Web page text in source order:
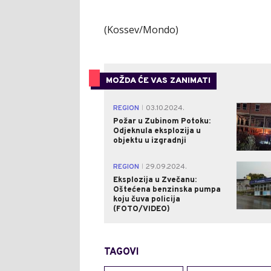
(Kossev/Mondo)
MOŽDA ĆE VAS ZANIMATI
REGION
03.10.2024.
Požar u Zubinom Potoku:
Odjeknula eksplozija u
objektu u izgradnji
REGION
29.09.2024.
Eksplozija u Zvečanu:
Oštećena benzinska pumpa
koju čuva policija
(FOTO/VIDEO)
TAGOVI